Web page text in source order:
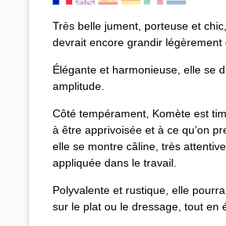
Très belle jument, porteuse et
devrait encore grandir légèrement
Élégante et harmonieuse, elle se
amplitude.
Côté tempérament, Komète est
à être apprivoisée et à ce qu’on
elle se montre câline, très
appliquée dans le travail.
Polyvalente et rustique, elle
sur le plat ou le dressage, tout en